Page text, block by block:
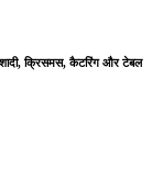
शादी, क्रिसमस, कैटरिंग और टेबल